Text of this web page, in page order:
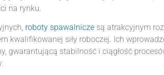
na rynku.
roboty spawalnicze są atrakcyjnym
kwalifikowanej siły roboczej. Ich
gwarantującą stabilność i ciągłość